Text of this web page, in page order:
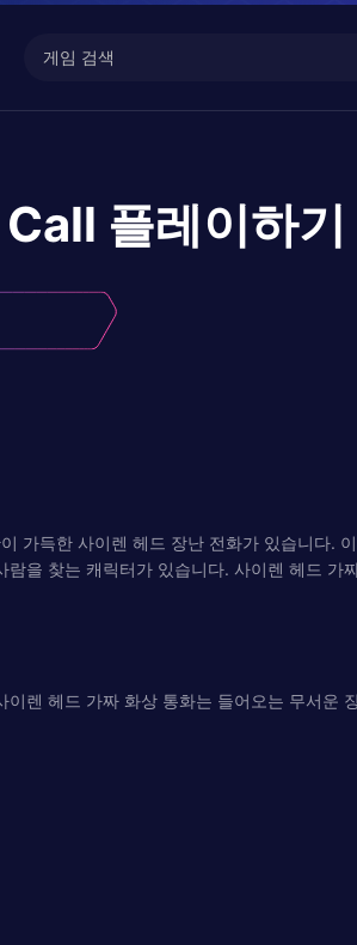
플레이하기
가득한 사이렌 헤드 장난 전화가 있습니다.
을 찾는 캐릭터가 있습니다. 사이렌 헤드 가
렌 헤드 가짜 화상 통화는 들어오는 무서운